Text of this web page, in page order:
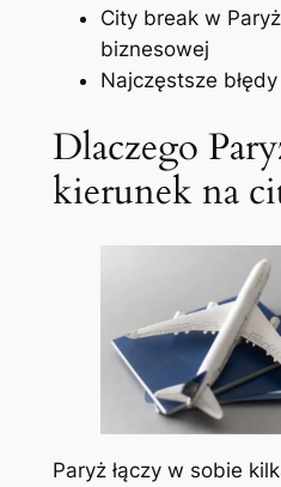
City break w
biznesowej
Najczęstsze
Dlaczego
kierunek na
Paryż łączy w sobie